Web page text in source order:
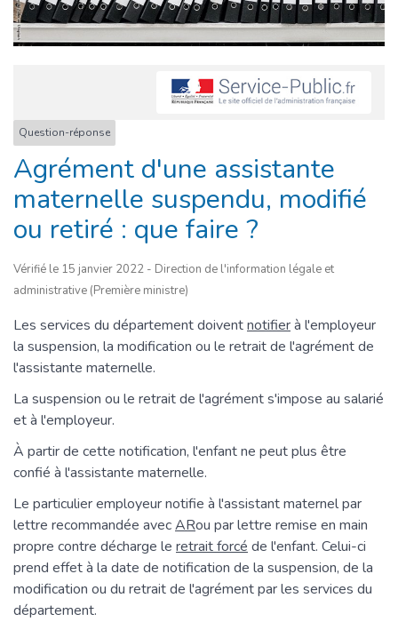
Question-réponse
Agrément d'une assistante
maternelle suspendu, modifié
ou retiré : que faire ?
Vérifié le 15 janvier 2022 - Direction de l'information légale et
administrative (Première ministre)
Les services du département doiventnotifierà l'employeur
la suspension, la modification ou le retrait de l'agrément de
l'assistante maternelle.
La suspension ou le retrait de l'agrément s'impose au salarié
et à l'employeur.
À partir de cette notification, l'enfant ne peut plus être
confié à l'assistante maternelle.
Le particulier employeur notifie à l'assistant maternel par
lettre recommandée avecARou par lettre remise en main
propre contre décharge le retrait forcé de l'enfant. Celui-ci
prend effet à la date de notification de la suspension, de la
modification ou du retrait de l'agrément par les services du
département.